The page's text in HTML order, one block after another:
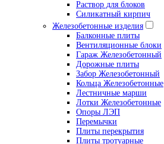
Раствор для блоков
Силикатный кирпич
Железобетонные изделия
Балконные плиты
Вентиляционные блоки
Гараж Железобетонный
Дорожные плиты
Забор Железобетонный
Кольца Железобетонные
Лестничные марши
Лотки Железобетонные
Опоры ЛЭП
Перемычки
Плиты перекрытия
Плиты тротуарные